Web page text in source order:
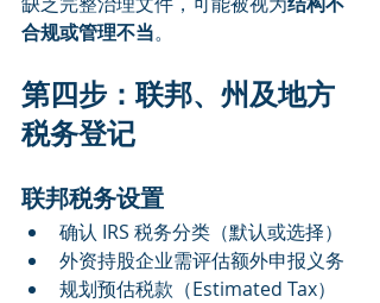
合规或管理不当。
第四步：联邦、州及地方
税务登记
联邦税务设置
确认 IRS 税务分类（默认或选择）
外资持股企业需评估额外申报义务
规划预估税款（Estimated Tax）